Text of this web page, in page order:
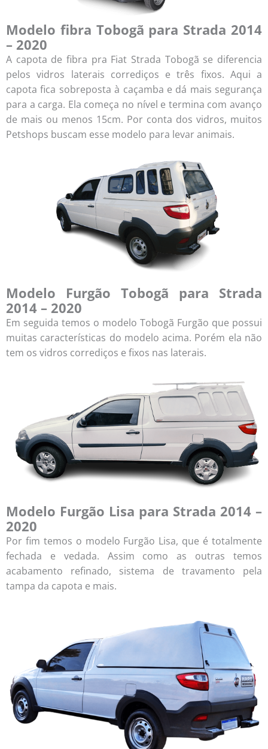
Modelo fibra Tobogã para Strada 2014
– 2020
A capota de fibra pra Fiat Strada Tobogã se diferencia
pelos vidros laterais corrediços e três fixos. Aqui a
capota fica sobreposta à caçamba e dá mais segurança
para a carga. Ela começa no nível e termina com avanço
de mais ou menos 15cm. Por conta dos vidros, muitos
Petshops buscam esse modelo para levar animais.
Modelo Furgão Tobogã para Strada
2014 – 2020
Em seguida temos o modelo Tobogã Furgão que possui
muitas características do modelo acima. Porém ela não
tem os vidros corrediços e fixos nas laterais.
Modelo Furgão Lisa para Strada 2014 –
2020
Por fim temos o modelo Furgão Lisa, que é totalmente
fechada e vedada. Assim como as outras temos
acabamento refinado, sistema de travamento pela
tampa da capota e mais.